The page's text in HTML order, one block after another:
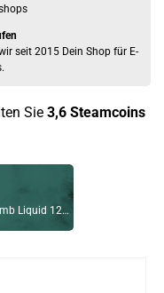
seit 2015 Dein Shop für E-
Sie 3,6 Steamcoins
12 mg / 10ml
12mg / 10ml